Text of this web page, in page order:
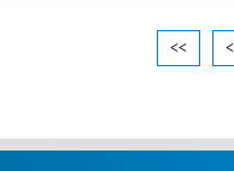
<< <